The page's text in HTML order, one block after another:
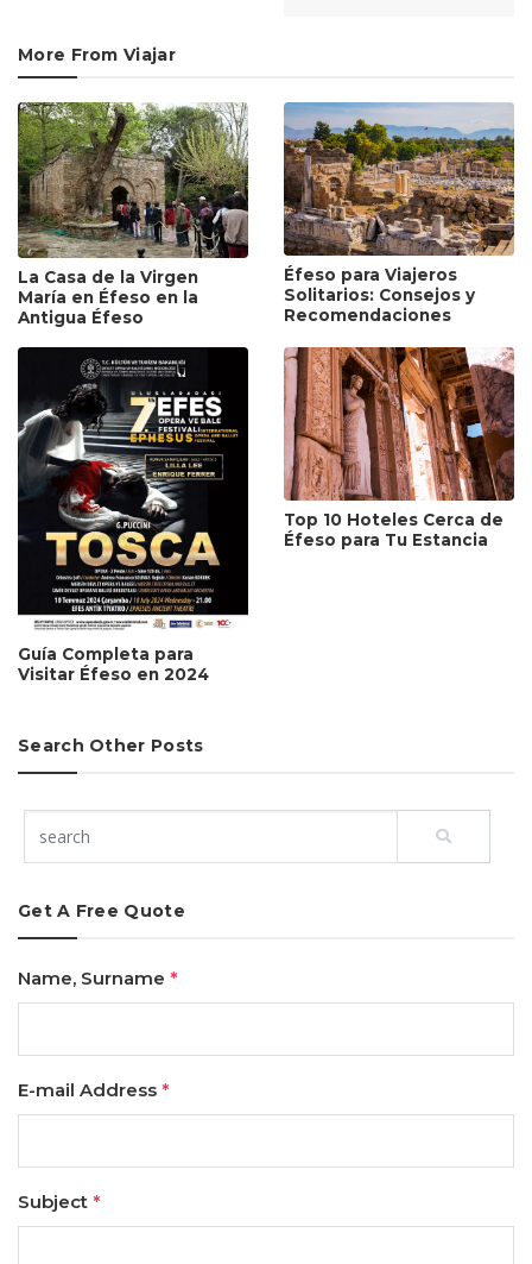
More From Viajar
La Casa de la Virgen
María en Éfeso en la
Antigua Éfeso
Éfeso para Viajeros
Solitarios: Consejos y
Recomendaciones
Guía Completa para
Visitar Éfeso en 2024
Top 10 Hoteles Cerca de
Éfeso para Tu Estancia
Search Other Posts
Get A Free Quote
Name, Surname *
E-mail Address *
Subject *